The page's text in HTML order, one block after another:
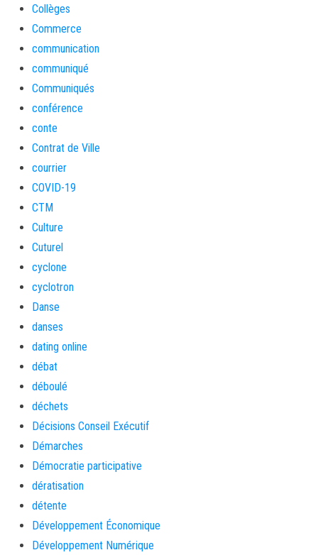
Collèges
Commerce
communication
communiqué
Communiqués
conférence
conte
Contrat de Ville
courrier
COVID-19
CTM
Culture
Cuturel
cyclone
cyclotron
Danse
danses
dating online
débat
déboulé
déchets
Décisions Conseil Exécutif
Démarches
Démocratie participative
dératisation
détente
Développement Économique
Développement Numérique